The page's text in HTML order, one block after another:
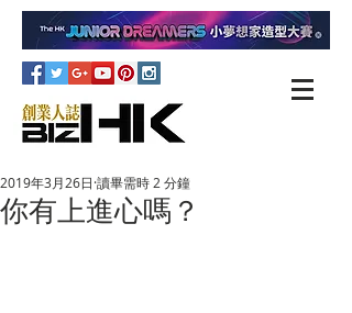
你有上進心嗎？
2019年3月26日 讀畢需時 2 分鐘